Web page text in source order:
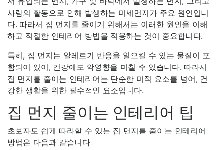
사람의 활동으로 인해 발생하는 미세먼지가 주요 원인입니
다. 따라서 집 먼지를 줄이기 위해서는 이러한 원인을 이해
하고 적절한 인테리어 방법을 적용하는 것이 중요합니다.
특히, 집 먼지는 알레르기 반응을 일으킬 수 있는 물질이 포
함되어 있어, 건강에도 악영향을 미칠 수 있습니다. 따라서
집 먼지를 줄이는 인테리어는 단순한 미적 요소를 넘어, 건
강한 생활을 위한 필수적인 요소입니다.
집 먼지 줄이는 인테리어 팁
초보자도 쉽게 따라할 수 있는 집 먼지를 줄이는 인테리어
방법은 다음과 같습니다.